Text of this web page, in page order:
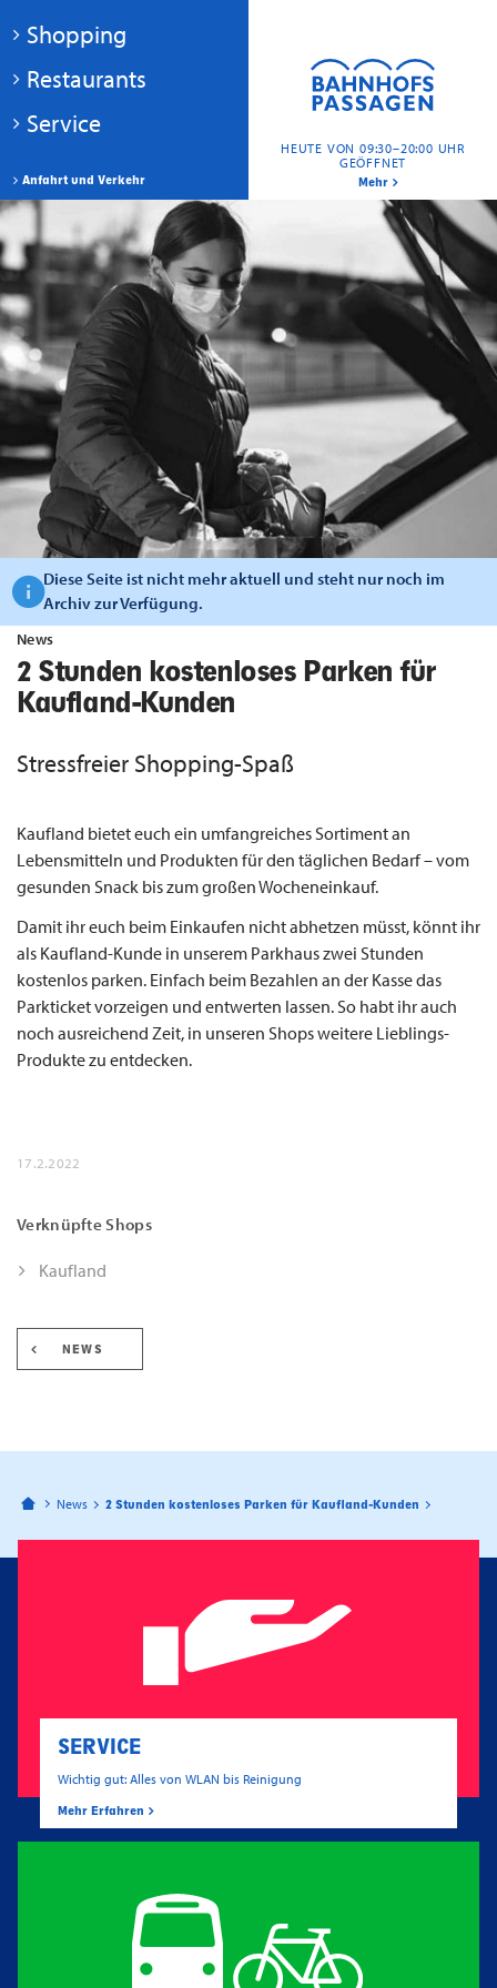
HEUTE VON 09:30–20:00 UHR
GEÖFFNET
Mehr
Anfahrt und Verkehr
Shopping
Restaurants
Service
Diese Seite ist nicht mehr aktuell und steht nur noch im
Archiv zur Verfügung.
News
2 Stunden kostenloses Parken für
Kaufland-Kunden
Stressfreier Shopping-Spaß
Kaufland bietet euch ein umfangreiches Sortiment an
Lebensmitteln und Produkten für den täglichen Bedarf – vom
gesunden Snack bis zum großen Wocheneinkauf.
Damit ihr euch beim Einkaufen nicht abhetzen müsst, könnt ihr
als Kaufland-Kunde in unserem Parkhaus zwei Stunden
kostenlos parken. Einfach beim Bezahlen an der Kasse das
Parkticket vorzeigen und entwerten lassen. So habt ihr auch
noch ausreichend Zeit, in unseren Shops weitere Lieblings-
Produkte zu entdecken.
17.2.2022
Verknüpfte Shops
Kaufland
NEWS
Bahnhofspassagen Potsdam
News 2 Stunden kostenloses Parken für Kaufland-Kunden
SERVICE
Wichtig gut: Alles von WLAN bis Reinigung
Mehr Erfahren